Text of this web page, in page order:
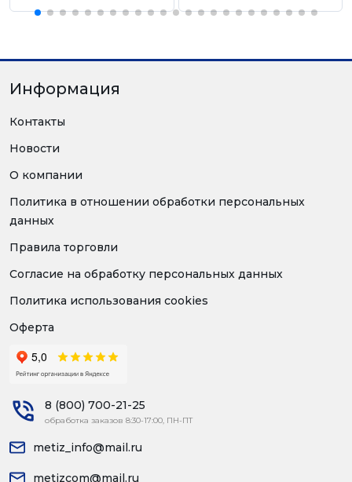
Информация
Контакты
Новости
О компании
Политика в отношении обработки персональных
данных
Правила торговли
Согласие на обработку персональных данных
Политика использования cookies
Оферта
8 (800) 700-21-25
обработка заказов 8:30-17:00, ПН-ПТ
metiz_info@mail.ru
metizcom@mail.ru